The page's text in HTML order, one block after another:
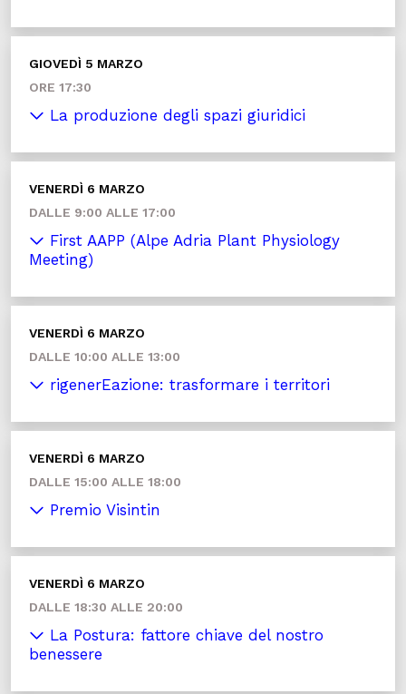
GIOVEDÌ 5 MARZO
ORE 17:30
La produzione degli spazi giuridici
VENERDÌ 6 MARZO
DALLE 9:00 ALLE 17:00
First AAPP (Alpe Adria Plant Physiology
Meeting)
VENERDÌ 6 MARZO
DALLE 10:00 ALLE 13:00
rigenerEazione: trasformare i territori
VENERDÌ 6 MARZO
DALLE 15:00 ALLE 18:00
Premio Visintin
VENERDÌ 6 MARZO
DALLE 18:30 ALLE 20:00
La Postura: fattore chiave del nostro
benessere